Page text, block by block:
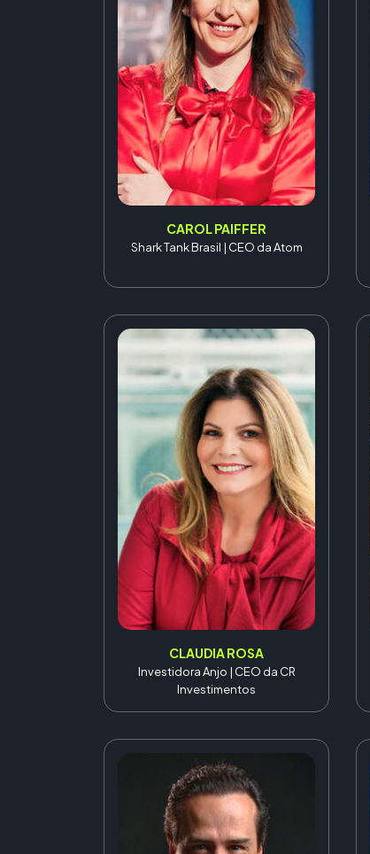
CAROL PAIFFER
Shark Tank Brasil | CEO da Atom
CLAUDIA ROSA
Investidora Anjo | CEO da CR
Investimentos